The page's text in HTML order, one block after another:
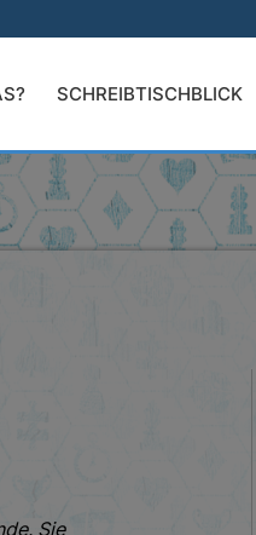
SCHREIBTISCHBLICK
Sie